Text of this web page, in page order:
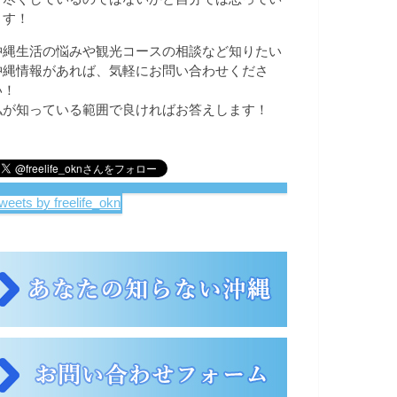
！
縄生活の悩みや観光コースの相談など知りたい
縄情報があれば、気軽にお問い合わせくださ
が知っている範囲で良ければお答えします！
by freelife_okn